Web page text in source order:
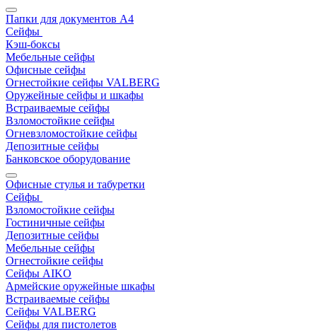
Папки для документов A4
Сейфы
Кэш-боксы
Мебельные сейфы
Офисные сейфы
Огнестойкие сейфы VALBERG
Оружейные сейфы и шкафы
Встраиваемые сейфы
Взломостойкие сейфы
Огневзломостойкие сейфы
Депозитные сейфы
Банковское оборудование
Офисные стулья и табуретки
Сейфы
Взломостойкие сейфы
Гостиничные сейфы
Депозитные сейфы
Мебельные сейфы
Огнестойкие сейфы
Сейфы AIKO
Армейские оружейные шкафы
Встраиваемые сейфы
Сейфы VALBERG
Сейфы для пистолетов